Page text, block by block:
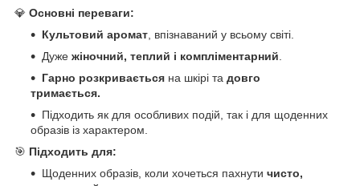
💎 Основні переваги:
Культовий аромат , впізнаваний у всьому світі.
Дуже жіночний, теплий і компліментарний
Гарно розкривається на шкірі та довго
тримається.
Підходить як для особливих подій, так і для щоденних
образів із характером.
🎯 Підходить для:
Щоденних образів, коли хочеться пахнути чисто,